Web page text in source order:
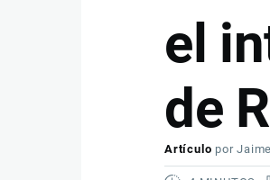
el
de
Artículo por